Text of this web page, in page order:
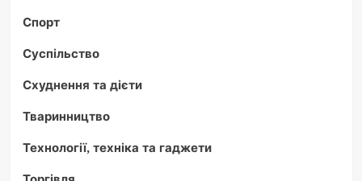
Спорт
Суспільство
Схуднення та дієти
Тваринництво
Технології, техніка та гаджети